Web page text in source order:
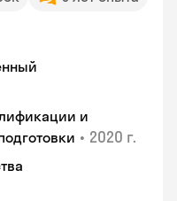
и
• 2020 г.